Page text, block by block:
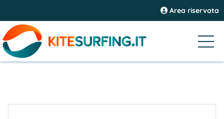
Area riservata